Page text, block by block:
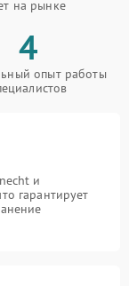
на рынке
4
опыт работы
и
гарантирует